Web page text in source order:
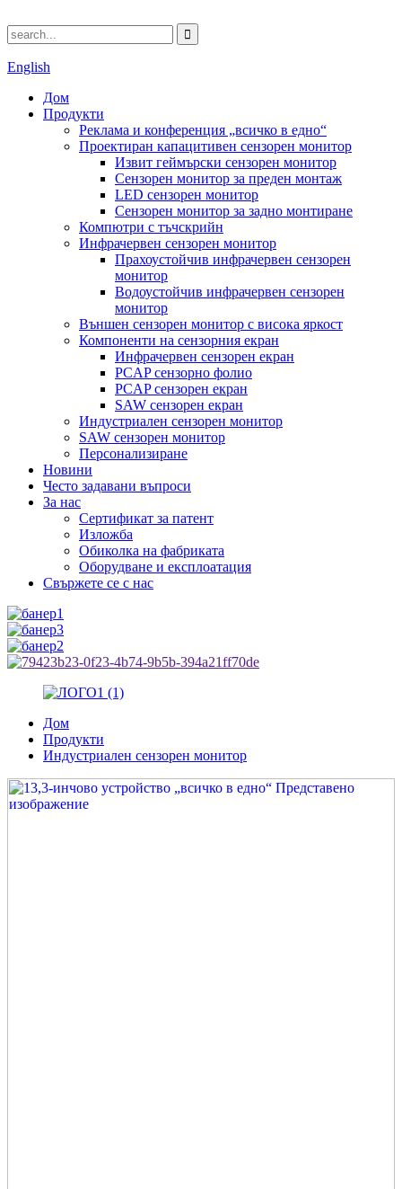
English
Дом
Продукти
Реклама и конференция „всичко в едно“
Проектиран капацитивен сензорен монитор
Извит геймърски сензорен монитор
Сензорен монитор за преден монтаж
LED сензорен монитор
Сензорен монитор за задно монтиране
Компютри с тъчскрийн
Инфрачервен сензорен монитор
Прахоустойчив инфрачервен сензорен
монитор
Водоустойчив инфрачервен сензорен
монитор
Външен сензорен монитор с висока яркост
Компоненти на сензорния екран
Инфрачервен сензорен екран
PCAP сензорно фолио
PCAP сензорен екран
SAW сензорен екран
Индустриален сензорен монитор
SAW сензорен монитор
Персонализиране
Новини
Често задавани въпроси
За нас
Сертификат за патент
Изложба
Обиколка на фабриката
Оборудване и експлоатация
Свържете се с нас
Дом
Продукти
Индустриален сензорен монитор